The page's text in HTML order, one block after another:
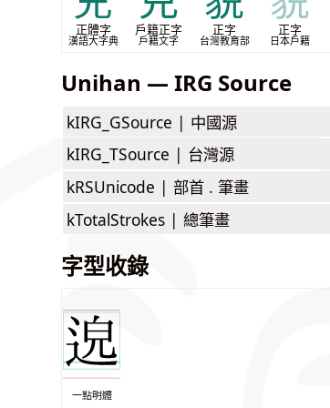
正體字
漢語大字典
戶籍正字
戶籍文字
正字
台灣教育部
正字
日本戶籍
Unihan — IRG Source
kIRG_GSource | 中國源
kIRG_TSource | 台灣源
kRSUnicode | 部首 . 筆畫
kTotalStrokes | 總筆畫
字型收錄
一點明體